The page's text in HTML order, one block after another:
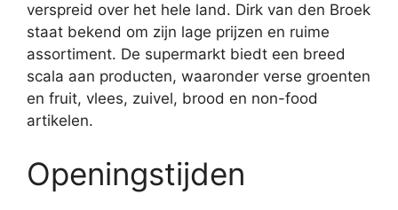
verspreid over het hele land. Dirk van den Broek
staat bekend om zijn lage prijzen en ruime
assortiment. De supermarkt biedt een breed
scala aan producten, waaronder verse groenten
en fruit, vlees, zuivel, brood en non-food
artikelen.
Openingstijden